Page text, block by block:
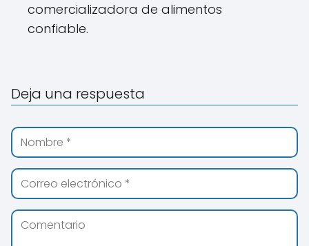
comercializadora de alimentos
confiable.
Deja una respuesta